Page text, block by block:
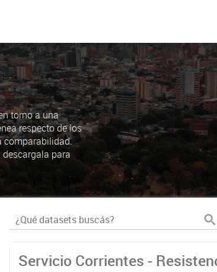
torno a una
respecto de los
comparabilidad.
para
Servicio Corrientes -